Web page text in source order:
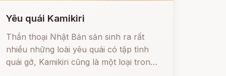
Yêu quái Kamikiri
Thần thoại Nhật Bản sản sinh ra rất
nhiều những loài yêu quái có tập tình
quái gở, Kamikiri cũng là một loại trong